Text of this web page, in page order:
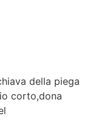
della piega
corto,dona